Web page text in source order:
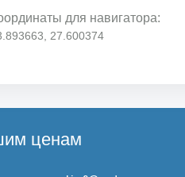
для навигатора:
27.600374
ценам